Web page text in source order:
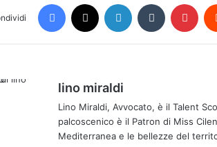
Facebook LinkedIn Tumblr
lino miraldi
Lino Miraldi, Avvocato, è il Talent
palcoscenico è il Patron di Miss
Mediterranea e le bellezze del